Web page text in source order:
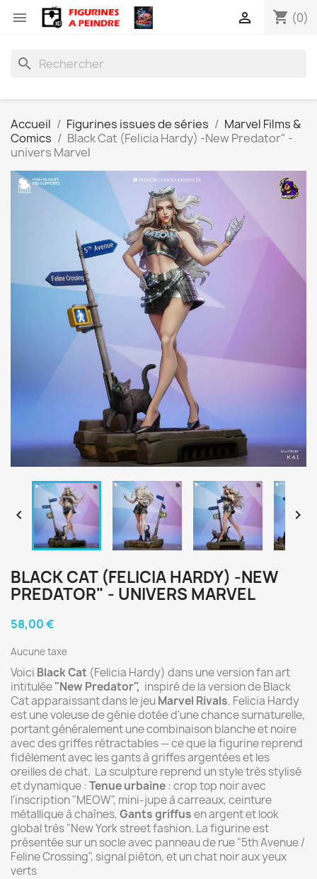
 shopping_cart (0)

search
Accueil Figurines issues de séries
Marvel Films &
Comics
Black Cat (Felicia Hardy) -New Predator" -
univers Marvel
 
BLACK CAT (FELICIA HARDY) -NEW
PREDATOR" - UNIVERS MARVEL
58,00 €
Aucune taxe
Voici Black Cat (Felicia Hardy) dans une version fan art
intitulée"New Predator", inspiré de la version de Black
Cat apparaissant dans le jeuMarvel Rivals. Felicia Hardy
est une voleuse de génie dotée d'une chance surnaturelle,
portant généralement une combinaison blanche et noire
avec des griffes rétractables — ce que la figurine reprend
fidèlement avec les gants à griffes argentées et les
oreilles de chat. La sculpture reprend un style très stylisé
et dynamique : Tenue urbaine: crop top noir avec
l'inscription "MEOW", mini-jupe à carreaux, ceinture
métallique à chaînes,Gants griffusen argent et look
global très "New York street fashion. La figurine est
présentée sur un socle avec panneau de rue "5th Avenue /
Feline Crossing", signal piéton, et un chat noir aux yeux
verts